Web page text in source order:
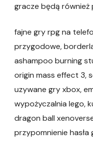
gracze będą również
fajne gry rpg na
przygodowe,
ashampoo burning
origin mass effect 3,
uzywane gry xbox,
wypożyczalnia lego,
dragon ball
przypomnienie hasła